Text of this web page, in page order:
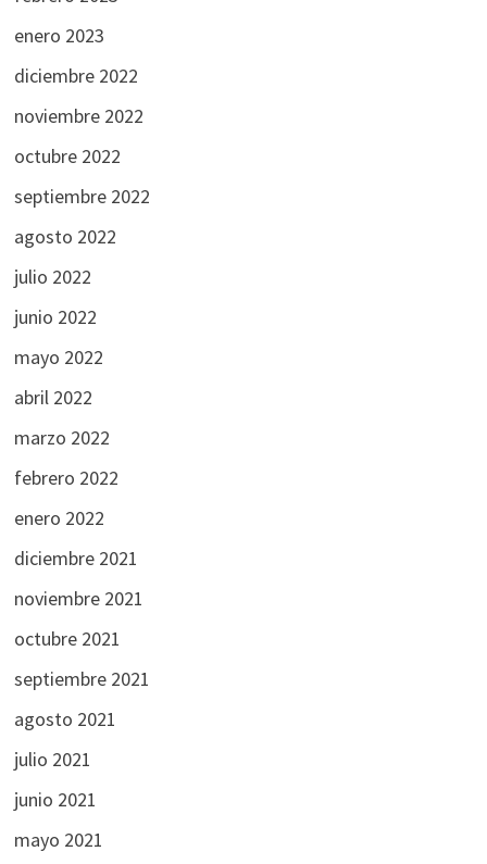
enero 2023
diciembre 2022
noviembre 2022
octubre 2022
septiembre 2022
agosto 2022
julio 2022
junio 2022
mayo 2022
abril 2022
marzo 2022
febrero 2022
enero 2022
diciembre 2021
noviembre 2021
octubre 2021
septiembre 2021
agosto 2021
julio 2021
junio 2021
mayo 2021